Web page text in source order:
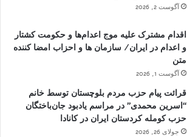
آگوست 2, 2026
اقدام مشترک علیه موج اعدام‌ها و حکومت کشتار
و اعدام در ایران/ سازمان ها و احزاب امضا کننده
متن
آگوست 1, 2026
قرائت پیام حزب مردم بلوچستان توسط خانم
“اسرین محمدی” در مراسم یادبود جان‌باختگان
حزب کومله کردستان ایران در کانادا
جولای 26, 2026